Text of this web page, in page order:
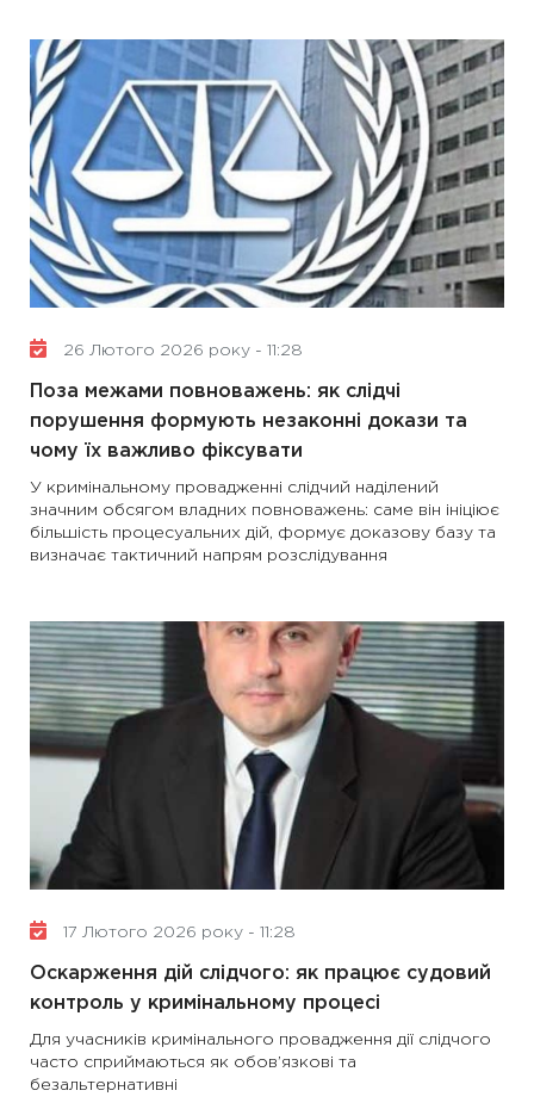
26 Лютого 2026 року - 11:28
Поза межами повноважень: як слідчі
порушення формують незаконні докази та
чому їх важливо фіксувати
У кримінальному провадженні слідчий наділений
значним обсягом владних повноважень: саме він ініціює
більшість процесуальних дій, формує доказову базу та
визначає тактичний напрям розслідування
17 Лютого 2026 року - 11:28
Оскарження дій слідчого: як працює судовий
контроль у кримінальному процесі
Для учасників кримінального провадження дії слідчого
часто сприймаються як обов’язкові та
безальтернативні